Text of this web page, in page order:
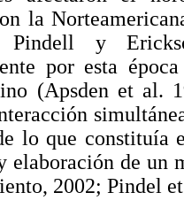
la
Pindell y
por esta
(Apsden et al.
lo que constituía
elaboración de un
2002; Pindel